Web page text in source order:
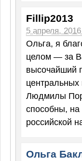
Fillip2013
5 апреля,
Ольга, я
целом — за
высочайший
центральных
Людмилы
способны, на
российской
Ольга